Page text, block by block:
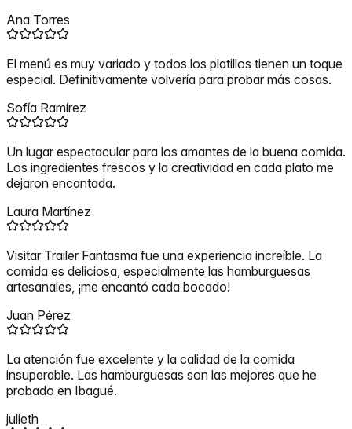
Ana Torres
El menú es muy variado y todos los platillos tienen un toque
especial. Definitivamente volvería para probar más cosas.
Sofía Ramírez
Un lugar espectacular para los amantes de la buena comida.
Los ingredientes frescos y la creatividad en cada plato me
dejaron encantada.
Laura Martínez
Visitar Trailer Fantasma fue una experiencia increíble. La
comida es deliciosa, especialmente las hamburguesas
artesanales, ¡me encantó cada bocado!
Juan Pérez
La atención fue excelente y la calidad de la comida
insuperable. Las hamburguesas son las mejores que he
probado en Ibagué.
julieth